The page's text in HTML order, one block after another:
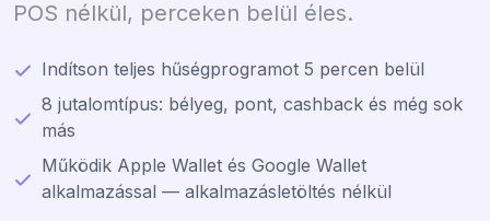
POS nélkül, perceken belül éles.
Indítson teljes hűségprogramot 5 percen belül
8 jutalomtípus: bélyeg, pont, cashback és még sok
más
Működik Apple Wallet és Google Wallet
alkalmazással — alkalmazásletöltés nélkül